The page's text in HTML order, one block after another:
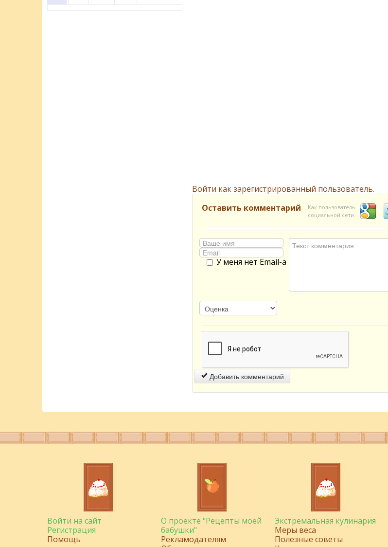
Войти как зарегистрированный пользователь.
Оставить комментарий
Как пользователь
социальной сети
У меня нет Email-а
Добавить комментарий
Войти на сайт
Регистрация
Помощь
О проекте "Рецепты моей
бабушки"
Рекламодателям
Экстремальная кулинария
Меры веса
Полезные советы